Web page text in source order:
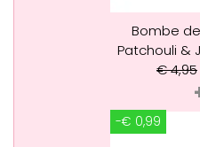
Bombe
Patchouli &
€4,95
-€ 0,99